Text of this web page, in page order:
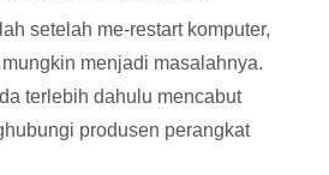
setelah me-restart komputer,
menjadi masalahnya.
terlebih dahulu mencabut
produsen perangkat